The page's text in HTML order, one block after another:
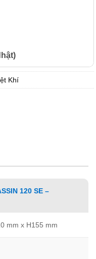
Khí
120 SE –
mm x H155 mm